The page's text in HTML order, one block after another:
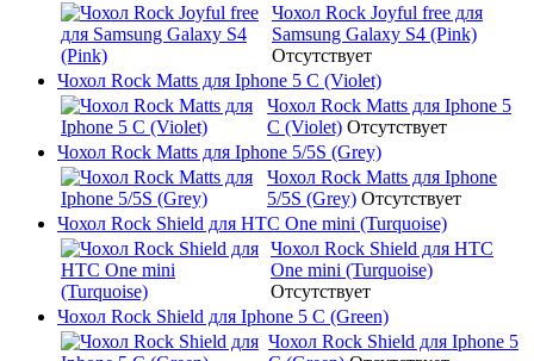
Чохол Rock Joyful free для
Samsung Galaxy S4 (Pink)
Отсутствует
Чохол Rock Matts для Iphone 5 C (Violet)
Чохол Rock Matts для Iphone 5
C (Violet) Отсутствует
Чохол Rock Matts для Iphone 5/5S (Grey)
Чохол Rock Matts для Iphone
5/5S (Grey) Отсутствует
Чохол Rock Shield для HTC One mini (Turquoise)
Чохол Rock Shield для HTC
One mini (Turquoise)
Отсутствует
Чохол Rock Shield для Iphone 5 C (Green)
Чохол Rock Shield для Iphone 5